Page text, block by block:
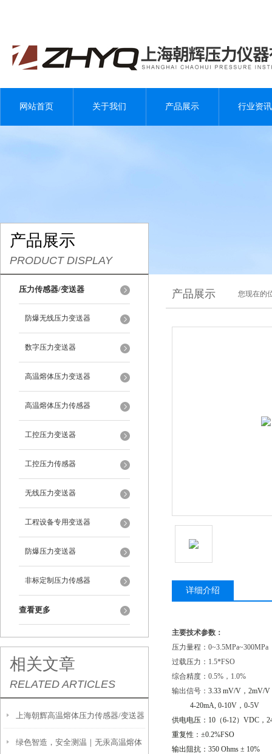
网站首页 关于我们 产品展示 行业资讯
产品展示
PRODUCT DISPLAY
压力传感器/变送器
防爆无线压力变送器
数字压力变送器
高温熔体压力变送器
高温熔体压力传感器
工控压力变送器
工控压力传感器
无线压力变送器
工程设备专用变送器
防爆压力变送器
非标定制压力传感器
查看更多
相关文章
RELATED ARTICLES
上海朝辉高温熔体压力传感器/变送器
安装前注意事项
绿色智造，安全测温｜无汞高温熔体
产品展示 您现在的
详细介绍
主要技术参数：
压力量程：0~3.5MPa~300MPa
过载压力：1.5*FSO
综合精度：0.5%，1.0%
输出信号： 3.33 mV/V ， 2mV/V
4-20mA, 0-10V ， 0-5V
供电电压： 10 （6-12） VDC ，
重复性：±0.2%FSO
输出阻抗： 350 Ohms ± 10%